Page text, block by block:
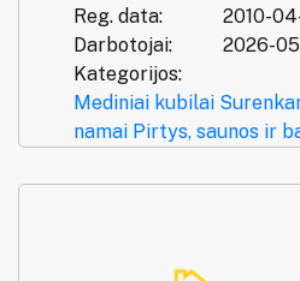
Reg. data:
2010-
Darbotojai:
2026-
Kategorijos:
Mediniai kubilai
namai Pirtys, saunos ir